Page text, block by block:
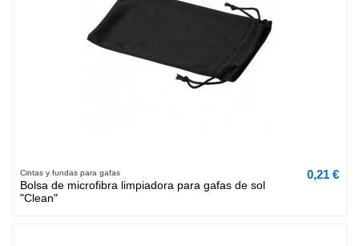
Cintas y fundas para gafas
Bolsa de microfibra limpiadora para gafas de sol
"Clean"
0,21 €